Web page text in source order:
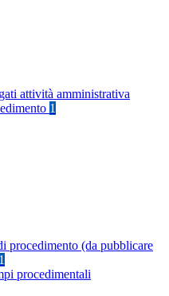
attività amministrativa
1
procedimento (da pubblicare
1
procedimentali